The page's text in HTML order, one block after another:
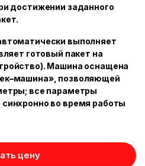
достижении заданного
выполняет
готовый пакет на
Машина оснащена
позволяющей
все параметры
во время работы
цену